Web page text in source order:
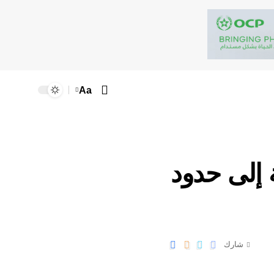
Aa
في المائة إلى حدود
شارك